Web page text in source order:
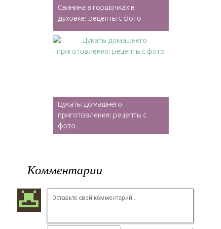
Свинина в горшочках в
духовке: рецепты с фото
Цукаты домашнего
приготовления: рецепты с
фото
Комментарии